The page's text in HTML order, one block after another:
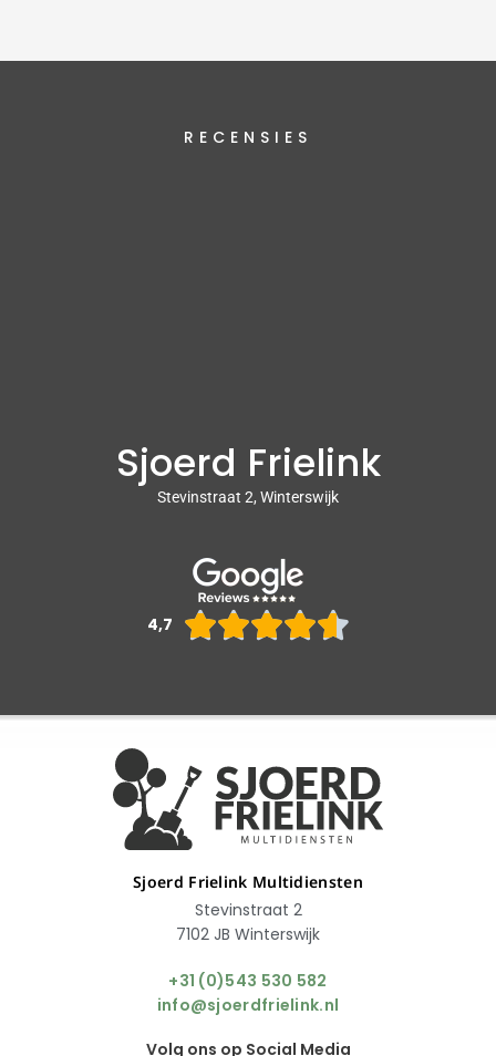
RECENSIES
Sjoerd Frielink
Stevinstraat 2, Winterswijk
4,7 
Sjoerd Frielink Multidiensten
Stevinstraat 2
7102 JB Winterswijk
+31 (0)543 530 582
info@sjoerdfrielink.nl
Volg ons op Social Media